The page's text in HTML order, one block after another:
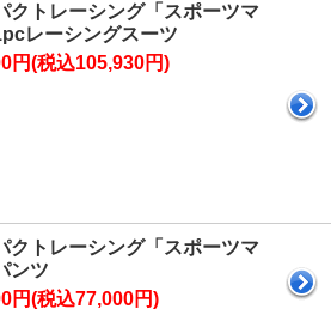
クトレーシング「スポーツマ
レーシングスーツ
円(税込105,930円)
クトレーシング「スポーツマ
ンツ
円(税込77,000円)